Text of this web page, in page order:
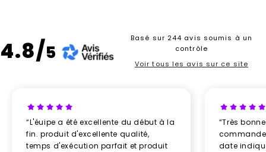
4.8/5
Basé sur 244 avis soumis à un
contrôle
Voir tous les avis sur ce site
“L'éuipe a été excellente du début à la
fin. produit d'excellente qualité,
temps d'exécution parfait et produit
“Très
date